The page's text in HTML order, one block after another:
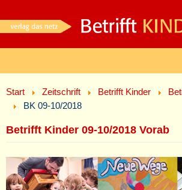
Start Zeitschrift Betrifft Kinder
BK 09-10/2018
Betrifft Kinder 09-10/2018 Vorab